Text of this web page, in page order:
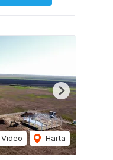
Video Harta
Next